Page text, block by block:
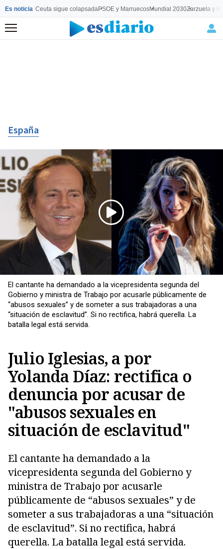
Es noticia Ceuta sigue colapsadaPSOE y MarruecosMundial 2030Zarzuela y
Menú
España
El cantante ha demandado a la vicepresidenta segunda del
Gobierno y ministra de Trabajo por acusarle públicamente de
“abusos sexuales” y de someter a sus trabajadoras a una
“situación de esclavitud”. Si no rectifica, habrá querella. La
batalla legal está servida.
Julio Iglesias, a por
Yolanda Díaz: rectifica o
denuncia por acusar de
"abusos sexuales en
situación de esclavitud"
El cantante ha demandado a la
vicepresidenta segunda del Gobierno y
ministra de Trabajo por acusarle
públicamente de “abusos sexuales” y de
someter a sus trabajadoras a una “situación
de esclavitud”. Si no rectifica, habrá
querella. La batalla legal está servida.
Copiar